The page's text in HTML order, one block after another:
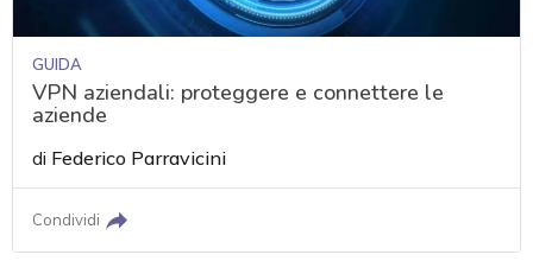
GUIDA
VPN aziendali: proteggere e connettere le
aziende
di Federico Parravicini
Condividi